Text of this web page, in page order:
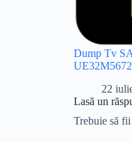
Dump Tv
22
Lasă un
Trebuie să fii